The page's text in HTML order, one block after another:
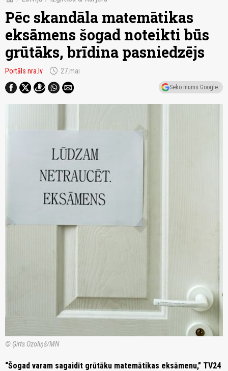
Pēc skandāla matemātikas
eksāmens šogad noteikti būs
grūtāks, brīdina pasniedzējs
Portāls nra.lv schedule 27.mai
Seko mums Google
© Ģirts Ozoliņš/MN
“Šogad varam sagaidīt grūtāku matemātikas eksāmenu,” TV24